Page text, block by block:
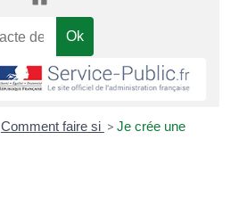
Comment faire si > Je crée une